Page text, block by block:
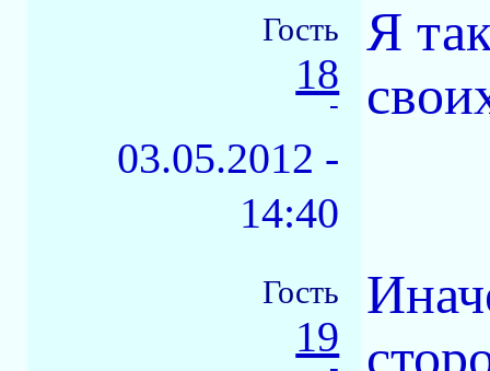
Гость
18
-
03.05.2012 -
14:40
Я
Гость
19